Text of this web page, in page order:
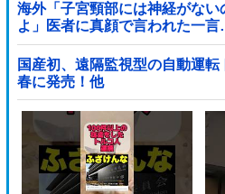
海外「子宮頸部には神経がな
よ」医者に真顔で言われた一
国産初、遠隔監視型の自動運
春に発売！他